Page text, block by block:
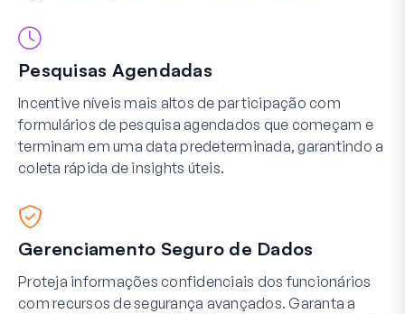
Pesquisas Agendadas
Incentive níveis mais altos de participação com
formulários de pesquisa agendados que começam e
terminam em uma data predeterminada, garantindo a
coleta rápida de insights úteis.
Gerenciamento Seguro de Dados
Proteja informações confidenciais dos funcionários
com recursos de segurança avançados. Garanta a